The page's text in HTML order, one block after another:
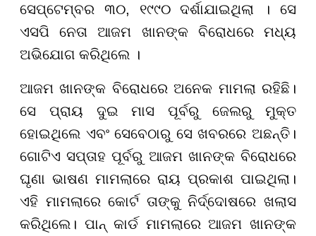
ସେପ୍ଟେମ୍ବର ୩୦, ୧୯୯୦ ଦର୍ଶାଯାଇଥିଲା । ସେ
ଏସପି ନେତା ଆଜମ ଖାନଙ୍କ ବିରୋଧରେ ମଧ୍ୟ
ଅଭିଯୋଗ କରିଥିଲେ ।
ଆଜମ ଖାନଙ୍କ ବିରୋଧରେ ଅନେକ ମାମଲା ରହିଛି।
ସେ ପ୍ରାୟ ଦୁଇ ମାସ ପୂର୍ବରୁ ଜେଲରୁ ମୁକ୍ତ
ହୋଇଥିଲେ ଏବଂ ସେବେଠାରୁ ସେ ଖବରରେ ଅଛନ୍ତି।
ଗୋଟିଏ ସପ୍ତାହ ପୂର୍ବରୁ ଆଜମ ଖାନଙ୍କ ବିରୋଧରେ
ଘୃଣା ଭାଷଣ ମାମଲାରେ ରାୟ ପ୍ରକାଶ ପାଇଥିଲା।
ଏହି ମାମଲାରେ କୋର୍ଟ ତାଙ୍କୁ ନିର୍ଦ୍ଦୋଷରେ ଖଲାସ
କରିଥିଲେ। ପାନ୍ କାର୍ଡ ମାମଲାରେ ଆଜମ ଖାନଙ୍କ